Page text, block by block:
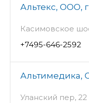
Альтекс, ООО,
Касимовское
+7495-646-2592
Альтимедика,
Уланский пер,